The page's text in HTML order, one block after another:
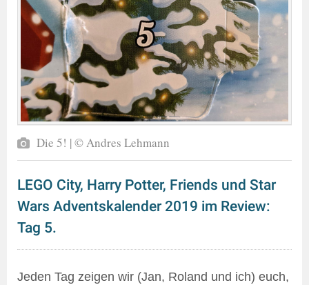
Die 5! | © Andres Lehmann
LEGO City, Harry Potter, Friends und Star
Wars Adventskalender 2019 im Review:
Tag 5.
Jeden Tag zeigen wir (Jan, Roland und ich) euch,